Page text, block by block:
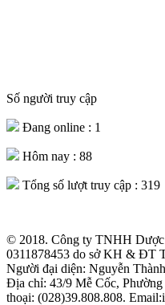
Số người truy cập
Đang online : 1
Hôm nay : 88
Tổng số lượt truy cập : 319
© 2018. Công ty TNHH
0311878453 do sở KH & ĐT
Người đại diện: Nguyễn
Địa chỉ: 43/9 Mễ Cốc,
thoại: (028)39.808.808.